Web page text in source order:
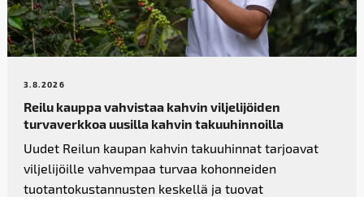
3.8.2026
Reilu kauppa vahvistaa kahvin­ viljelijöiden
turvaverkkoa uusilla kahvin takuuhinnoilla
Uudet Reilun kaupan kahvin takuuhinnat tarjoavat
viljelijöille vahvempaa turvaa kohonneiden
tuotantokustannusten keskellä ja tuovat